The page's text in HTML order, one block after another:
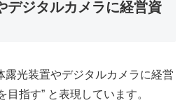
デジタルカメラに経営資
露光装置やデジタルカメラに経営
指す” と表現しています。